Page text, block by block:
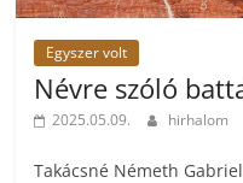
Egyszer volt
Névre szóló
2025.05.09. hirhalom
Takácsné Németh